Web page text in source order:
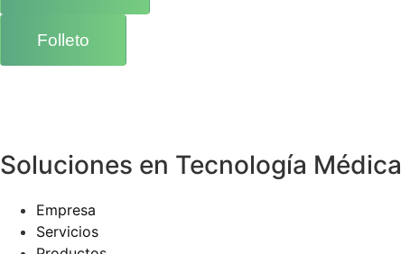
Folleto
Soluciones en Tecnología Médica
Empresa
Servicios